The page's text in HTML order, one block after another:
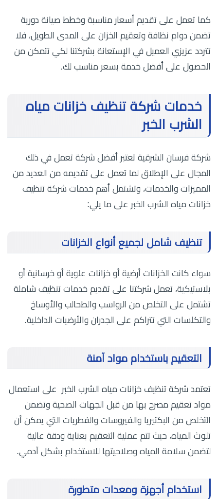
كما تعمل على تقديم أسعار مناسبة وخطط صيانة دورية
تضمن دوام نظافة وتعقيم الخزان على المدى الطويل، فلا
تتردد عزيزي العميل في الإستعانة بشركتنا لكي تتمكن من
الحصول على أفضل خدمة بسعر مناسب لك.
خدمات شركة تنظيف خزانات مياه
الشرب الخبر
شركة فرسان الشرقية تعتبر أفضل شركة تعمل في ذلك
المجال على الإطلاق لما تعمل على تقديمه من العديد من
المميزات والخدمات، وتشتمل أهم خدمات شركة تنظيف
خزانات مياه الشرب الخبر على ما يلي:
تنظيف شامل لجميع أنواع الخزانات
سواء كانت الخزانات أرضية أو خزانات علوية أو خرسانية أو
بلاستيكية، تعمل شركتنا على تقديم خدمات تنظيف شاملة
تشتمل على التخلص من الرواسب والطحالب والأوساخ
والتكلسات التي تتراكم على الجدران والأرضيات الداخلية.
التعقيم باستخدام مواد آمنة
تعتمد شركة تنظيف خزانات مياه الشرب الخبر على استعمال
مواد تعقيم مصرح بها من قبل الجهات الصحية وتضمن
التخلص من البكتيريا والفيروسات والفطريات التي يمكن أن
تلوث المياه، حيث تتم عملية التعقيم بعناية ودقة عالية
لتضمن سلامة المياه وصلاحيتها للاستخدام بشكل آدمي.
استخدام أجهزة ومعدات متطورة